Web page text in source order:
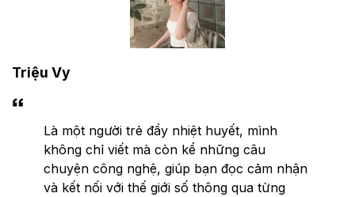
Triệu Vy
Là một người trẻ đầy nhiệt huyết, mình
không chỉ viết mà còn kể những câu
chuyện công nghệ, giúp bạn đọc cảm nhận
và kết nối với thế giới số thông qua từng